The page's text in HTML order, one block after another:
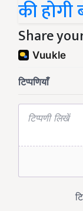
की
Share